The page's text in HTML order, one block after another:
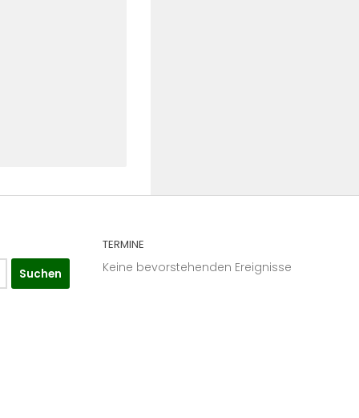
TERMINE
Keine bevorstehenden Ereignisse